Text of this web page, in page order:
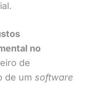
no
de
de um software